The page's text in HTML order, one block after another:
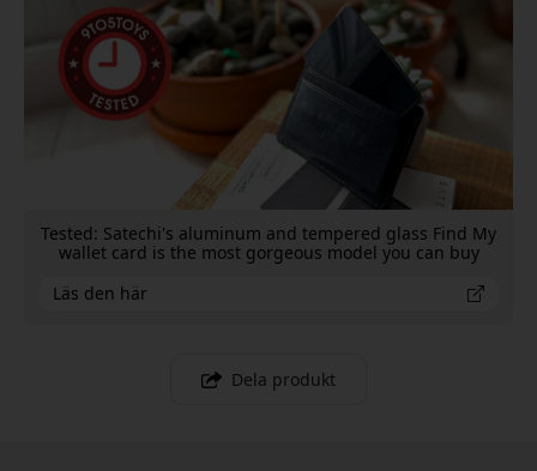
Tested: Satechi's aluminum and tempered glass Find My
wallet card is the most gorgeous model you can buy
Läs den här
Dela produkt